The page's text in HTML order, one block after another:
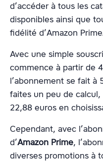
d’accéder à tous les
disponibles ainsi que
fidélité d’Amazon
Avec une simple
commence à partir de
l’abonnement se fait à
faites un peu de
22,88 euros en
Cependant, avec
d’Amazon Prime,
diverses promotions à